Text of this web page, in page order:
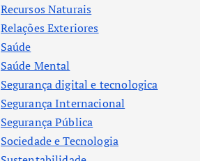
Recursos Naturais
Relações Exteriores
Saúde
Saúde Mental
Segurança digital e tecnologica
Segurança Internacional
Segurança Pública
Sociedade e Tecnologia